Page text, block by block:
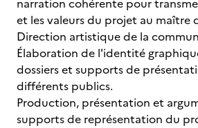
narration cohérente pour
et les valeurs du projet au maître
Direction artistique de la
Élaboration de l'identité
dossiers et supports de
différents publics.
Production, présentation et
supports de représentation du